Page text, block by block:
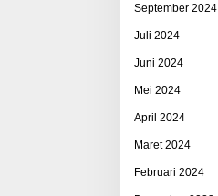
September 2024
Juli 2024
Juni 2024
Mei 2024
April 2024
Maret 2024
Februari 2024